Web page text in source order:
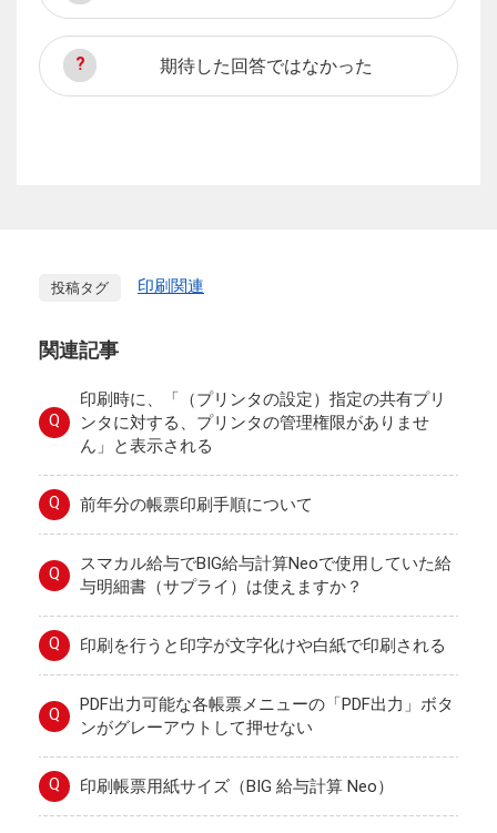
期待した回答ではなかった
投稿タグ 印刷関連
関連記事
Q
印刷時に、「（プリンタの設定）指定の共有プリ
ンタに対する、プリンタの管理権限がありませ
ん」と表示される
Q 前年分の帳票印刷手順について
Q
スマカル給与でBIG給与計算Neoで使用していた給
与明細書（サプライ）は使えますか？
Q 印刷を行うと印字が文字化けや白紙で印刷される
Q
PDF出力可能な各帳票メニューの「PDF出力」ボタ
ンがグレーアウトして押せない
Q 印刷帳票用紙サイズ（BIG 給与計算 Neo）